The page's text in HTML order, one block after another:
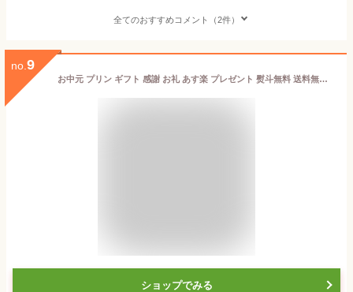
全てのおすすめコメント（2件）
no. 9
お中元 プリン ギフト 感謝 お礼 あす楽 プレゼント 熨斗無料 送料無料 手土産 化粧箱入り 地蔵プリン 洋菓子 贈り物 プレミアム スイーツ デザート ブランド卵 龍のたまご 使用 濃厚 なめらか 誕生日 お取り寄せ お祝い 内祝い お返し お土産 8個 BOX
ショップでみる